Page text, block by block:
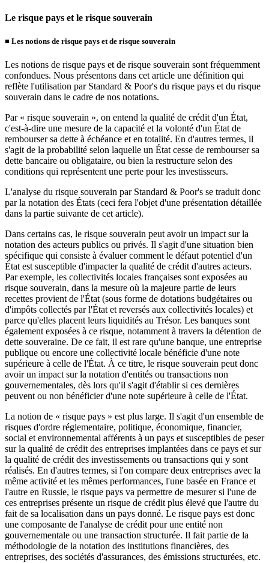
Le risque pays et le risque souverain
■ Les notions de risque pays et de risque souverain
Les notions de risque pays et de risque souverain sont fréquemment
confondues. Nous présentons dans cet article une définition qui
reflète l'utilisation par Standard & Poor's du risque pays et du risque
souverain dans le cadre de nos notations.
Par « risque souverain », on entend la qualité de crédit d'un État,
c'est-à-dire une mesure de la capacité et la volonté d'un État de
rembourser sa dette à échéance et en totalité. En d'autres termes, il
s'agit de la probabilité selon laquelle un État cesse de rembourser sa
dette bancaire ou obligataire, ou bien la restructure selon des
conditions qui représentent une perte pour les investisseurs.
L'analyse du risque souverain par Standard & Poor's se traduit donc
par la notation des États (ceci fera l'objet d'une présentation détaillée
dans la partie suivante de cet article).
Dans certains cas, le risque souverain peut avoir un impact sur la
notation des acteurs publics ou privés. Il s'agit d'une situation bien
spécifique qui consiste à évaluer comment le défaut potentiel d'un
État est susceptible d'impacter la qualité de crédit d'autres acteurs.
Par exemple, les collectivités locales françaises sont exposées au
risque souverain, dans la mesure où la majeure partie de leurs
recettes provient de l'État (sous forme de dotations budgétaires ou
d'impôts collectés par l'État et reversés aux collectivités locales) et
parce qu'elles placent leurs liquidités au Trésor. Les banques sont
également exposées à ce risque, notamment à travers la détention de
dette souveraine. De ce fait, il est rare qu'une banque, une entreprise
publique ou encore une collectivité locale bénéficie d'une note
supérieure à celle de l'État. À ce titre, le risque souverain peut donc
avoir un impact sur la notation d'entités ou transactions non
gouvernementales, dès lors qu'il s'agit d'établir si ces dernières
peuvent ou non bénéficier d'une note supérieure à celle de l'État.
La notion de « risque pays » est plus large. Il s'agit d'un ensemble de
risques d'ordre réglementaire, politique, économique, financier,
social et environnemental afférents à un pays et susceptibles de peser
sur la qualité de crédit des entreprises implantées dans ce pays et sur
la qualité de crédit des investissements ou transactions qui y sont
réalisés. En d'autres termes, si l'on compare deux entreprises avec la
même activité et les mêmes performances, l'une basée en France et
l'autre en Russie, le risque pays va permettre de mesurer si l'une de
ces entreprises présente un risque de crédit plus élevé que l'autre du
fait de sa localisation dans un pays donné. Le risque pays est donc
une composante de l'analyse de crédit pour une entité non
gouvernementale ou une transaction structurée. Il fait partie de la
méthodologie de la notation des institutions financières, des
entreprises, des sociétés d'assurances, des émissions structurées, etc.